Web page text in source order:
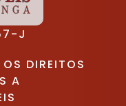
J
DIREITOS
A